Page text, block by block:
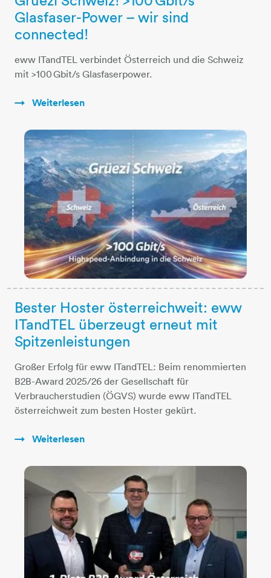
Glasfaser-Power – wir sind
connected!
eww ITandTEL verbindet Österreich und die Schweiz
mit >100 Gbit/s Glasfaserpower.
Weiterlesen
Bester Hoster österreichweit: eww
ITandTEL überzeugt erneut mit
Spitzenleistungen
Großer Erfolg für eww ITandTEL: Beim renommierten
B2B-Award 2025/26 der Gesellschaft für
Verbraucherstudien (ÖGVS) wurde eww ITandTEL
österreichweit zum besten Hoster gekürt.
Weiterlesen